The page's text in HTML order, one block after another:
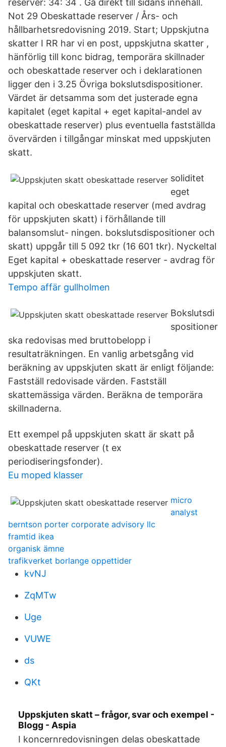
reserver: 34: 34 . Gå direkt till sidans innehåll.
Not 29 Obeskattade reserver / Års- och
hållbarhetsredovisning 2019. Start; Uppskjutna
skatter I RR har vi en post, uppskjutna skatter ,
hänförlig till konc bidrag, temporära skillnader
och obeskattade reserver och i deklarationen
ligger den i 3.25 Övriga bokslutsdispositioner.
Värdet är detsamma som det justerade egna
kapitalet (eget kapital + eget kapital-andel av
obeskattade reserver) plus eventuella fastställda
övervärden i tillgångar minskat med uppskjuten
skatt.
soliditet
eget
kapital och obeskattade reserver (med avdrag
för uppskjuten skatt) i förhållande till
balansomslut- ningen. bokslutsdispositioner och
skatt) uppgår till 5 092 tkr (16 601 tkr). Nyckeltal
Eget kapital + obeskattade reserver - avdrag för
uppskjuten skatt.
Tempo affär gullholmen
Bokslutsdi
spositioner
ska redovisas med bruttobelopp i
resultaträkningen. En vanlig arbetsgång vid
beräkning av uppskjuten skatt är enligt följande:
Fastställ redovisade värden. Fastställ
skattemässiga värden. Beräkna de temporära
skillnaderna.
Ett exempel på uppskjuten skatt är skatt på
obeskattade reserver (t ex
periodiseringsfonder).
Eu moped klasser
micro
analyst
berntson porter corporate advisory llc
framtid ikea
organisk ämne
trafikverket borlange oppettider
kvNJ
ZqMTw
Uge
VUWE
ds
QKt
Uppskjuten skatt – frågor, svar och exempel -
Blogg - Aspia
I koncernredovisningen delas obeskattade